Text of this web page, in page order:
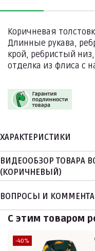
Коричневая
Длинные рукава,
крой, ребристый
отделка из флиса с
ХАРАКТЕРИСТИКИ
ВИДЕООБЗОР ТОВАРА
(КОРИЧНЕВЫЙ)
ВОПРОСЫ И
С этим товаром
-40%